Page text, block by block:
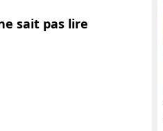
sait pas lire